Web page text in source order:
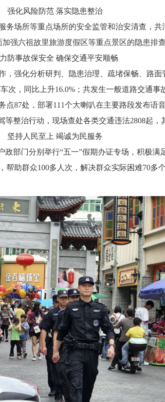
强化风险防范 落实隐患整治
所等重点场所的安全监管和治安清查，共
强六祖故里旅游度假区等重点景区的隐患排
防事故保安全 确保交通平安顺畅
强化分析研判、隐患治理、疏堵保畅、路面
，同比上升16.0%；共发生一般道路交通事
87处，部署111个大喇叭在主要路段发布语
整治行动，现场查处各类交通违法2808起，
坚持人民至上 竭诚为民服务
门分别举行“五一”假期办证专场，积极满
助群众100多人次，解决群众实际困难70多